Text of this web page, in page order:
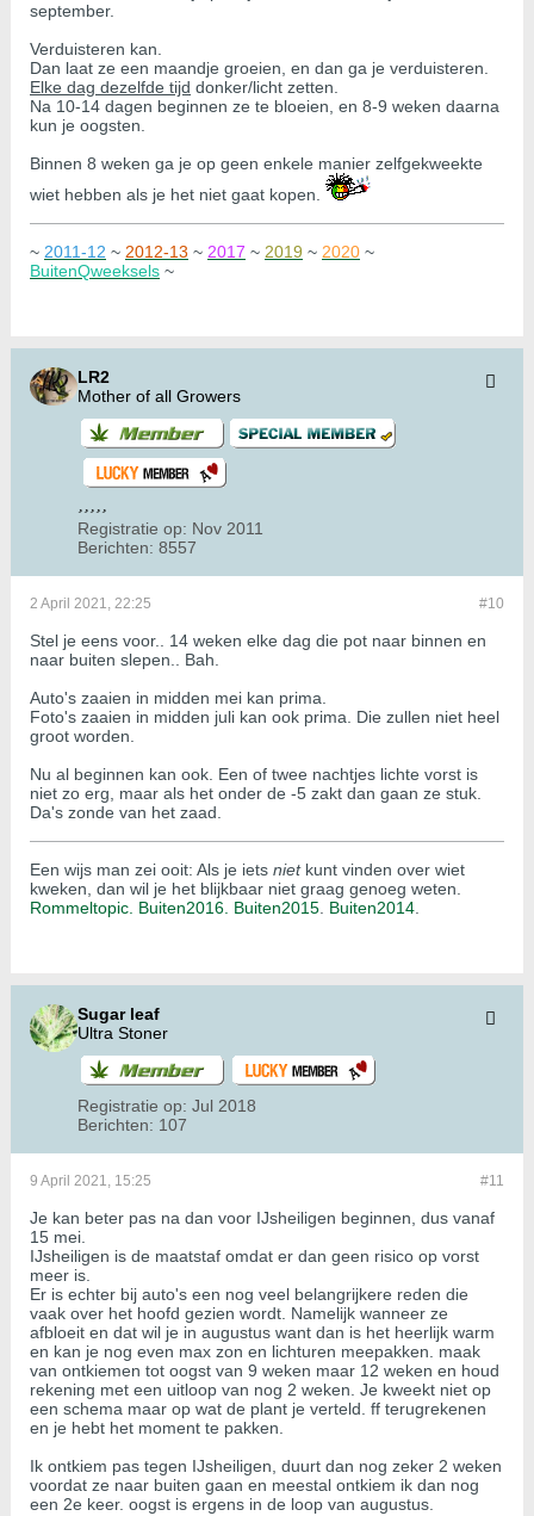
september.
Verduisteren kan.
Dan laat ze een maandje groeien, en dan ga je verduisteren.
Elke dag dezelfde tijd donker/licht zetten.
Na 10-14 dagen beginnen ze te bloeien, en 8-9 weken daarna
kun je oogsten.
Binnen 8 weken ga je op geen enkele manier zelfgekweekte
wiet hebben als je het niet gaat kopen.
~ 2011-12 ~ 2012-13 ~ 2017 ~ 2019 ~ 2020 ~
BuitenQweeksels ~
LR2
Mother of all Growers
Registratie op: Nov 2011
Berichten: 8557
#10
2 April 2021, 22:25
Stel je eens voor.. 14 weken elke dag die pot naar binnen en
naar buiten slepen.. Bah.
Auto's zaaien in midden mei kan prima.
Foto's zaaien in midden juli kan ook prima. Die zullen niet heel
groot worden.
Nu al beginnen kan ook. Een of twee nachtjes lichte vorst is
niet zo erg, maar als het onder de -5 zakt dan gaan ze stuk.
Da's zonde van het zaad.
Een wijs man zei ooit: Als je iets nietkunt vinden over wiet
kweken, dan wil je het blijkbaar niet graag genoeg weten.
Rommeltopic. Buiten2016. Buiten2015 Buiten2014
Sugar leaf
Ultra Stoner
Registratie op: Jul 2018
Berichten: 107
#11
9 April 2021, 15:25
Je kan beter pas na dan voor IJsheiligen beginnen, dus vanaf
15 mei.
IJsheiligen is de maatstaf omdat er dan geen risico op vorst
meer is.
Er is echter bij auto's een nog veel belangrijkere reden die
vaak over het hoofd gezien wordt. Namelijk wanneer ze
afbloeit en dat wil je in augustus want dan is het heerlijk warm
en kan je nog even max zon en lichturen meepakken. maak
van ontkiemen tot oogst van 9 weken maar 12 weken en houd
rekening met een uitloop van nog 2 weken. Je kweekt niet op
een schema maar op wat de plant je verteld. ff terugrekenen
en je hebt het moment te pakken.
Ik ontkiem pas tegen IJsheiligen, duurt dan nog zeker 2 weken
voordat ze naar buiten gaan en meestal ontkiem ik dan nog
een 2e keer. oogst is ergens in de loop van augustus.